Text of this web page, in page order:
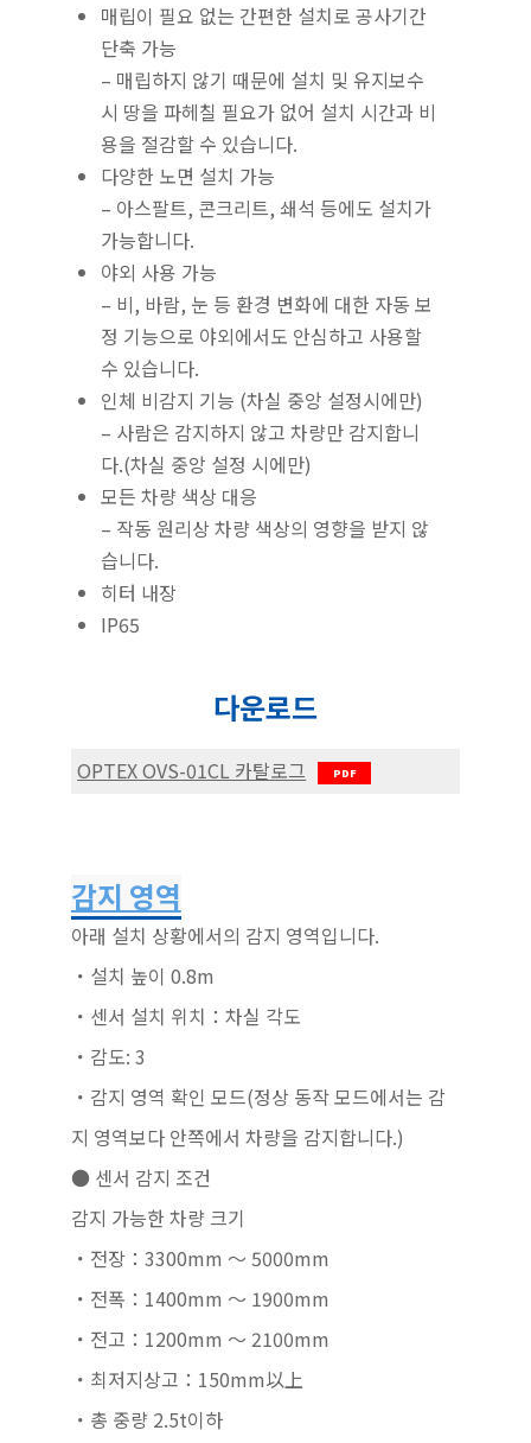
매립이 필요 없는 간편한 설치로 공사기간
단축 가능
– 매립하지 않기 때문에 설치 및 유지보수
시 땅을 파헤칠 필요가 없어 설치 시간과 비
용을 절감할 수 있습니다.
다양한 노면 설치 가능
– 아스팔트, 콘크리트, 쇄석 등에도 설치가
가능합니다.
야외 사용 가능
– 비, 바람, 눈 등 환경 변화에 대한 자동 보
정 기능으로 야외에서도 안심하고 사용할
수 있습니다.
인체 비감지 기능 (차실 중앙 설정시에만)
– 사람은 감지하지 않고 차량만 감지합니
다.(차실 중앙 설정 시에만)
모든 차량 색상 대응
– 작동 원리상 차량 색상의 영향을 받지 않
습니다.
히터 내장
IP65
다운로드
OPTEX OVS-01CL 카탈로그
감지 영역
아래 설치 상황에서의 감지 영역입니다.
・설치 높이 0.8m
・센서 설치 위치：차실 각도
・감도: 3
・감지 영역 확인 모드(정상 동작 모드에서는 감
지 영역보다 안쪽에서 차량을 감지합니다.)
● 센서 감지 조건
감지 가능한 차량 크기
・전장：3300mm ～ 5000mm
・전폭：1400mm ～ 1900mm
・전고：1200mm ～ 2100mm
・최저지상고：150mm以上
・총 중량 2.5t이하